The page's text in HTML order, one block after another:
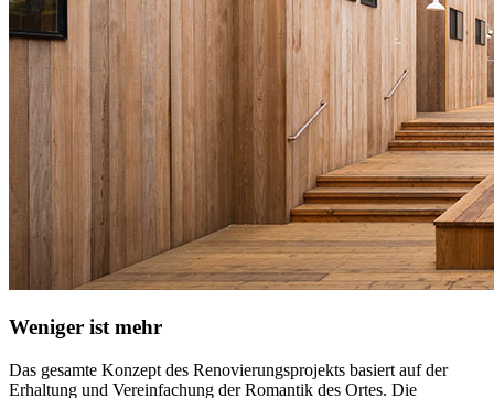
Weniger ist mehr
Das gesamte Konzept des Renovierungsprojekts basiert auf der
Erhaltung und Vereinfachung der Romantik des Ortes. Die